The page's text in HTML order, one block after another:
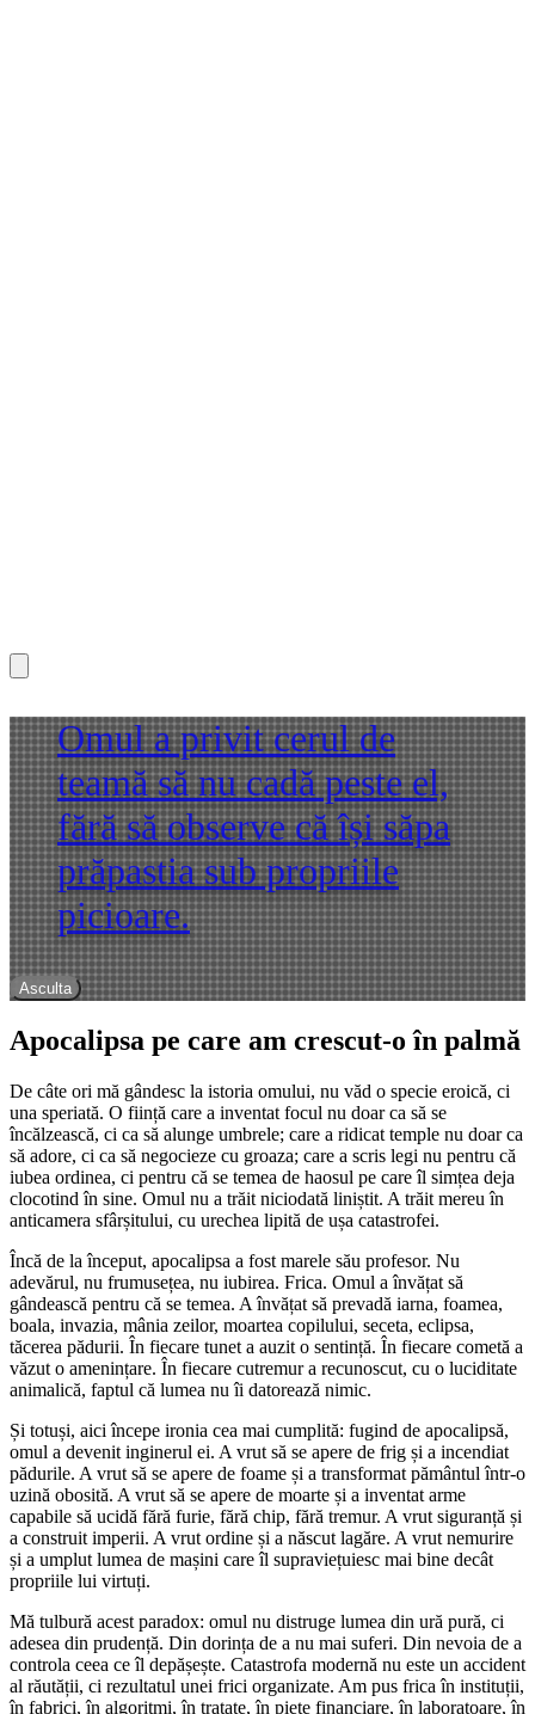
Omul a privit cerul de
teamă să nu cadă peste el,
fără să observe că își săpa
prăpastia sub propriile
picioare.
Asculta
Apocalipsa pe care am crescut-o în palmă
De câte ori mă gândesc la istoria omului, nu văd o specie eroică, ci
una speriată. O ființă care a inventat focul nu doar ca să se
încălzească, ci ca să alunge umbrele; care a ridicat temple nu doar ca
să adore, ci ca să negocieze cu groaza; care a scris legi nu pentru că
iubea ordinea, ci pentru că se temea de haosul pe care îl simțea deja
clocotind în sine. Omul nu a trăit niciodată liniștit. A trăit mereu în
anticamera sfârșitului, cu urechea lipită de ușa catastrofei.
Încă de la început, apocalipsa a fost marele său profesor. Nu
adevărul, nu frumusețea, nu iubirea. Frica. Omul a învățat să
gândească pentru că se temea. A învățat să prevadă iarna, foamea,
boala, invazia, mânia zeilor, moartea copilului, seceta, eclipsa,
tăcerea pădurii. În fiecare tunet a auzit o sentință. În fiecare cometă a
văzut o amenințare. În fiecare cutremur a recunoscut, cu o luciditate
animalică, faptul că lumea nu îi datorează nimic.
Și totuși, aici începe ironia cea mai cumplită: fugind de apocalipsă,
omul a devenit inginerul ei. A vrut să se apere de frig și a incendiat
pădurile. A vrut să se apere de foame și a transformat pământul într-o
uzină obosită. A vrut să se apere de moarte și a inventat arme
capabile să ucidă fără furie, fără chip, fără tremur. A vrut siguranță și
a construit imperii. A vrut ordine și a născut lagăre. A vrut nemurire
și a umplut lumea de mașini care îl supraviețuiesc mai bine decât
propriile lui virtuți.
Mă tulbură acest paradox: omul nu distruge lumea din ură pură, ci
adesea din prudență. Din dorința de a nu mai suferi. Din nevoia de a
controla ceea ce îl depășește. Catastrofa modernă nu este un accident
al răutății, ci rezultatul unei frici organizate. Am pus frica în instituții,
în fabrici, în algoritmi, în tratate, în piețe financiare, în laboratoare, în